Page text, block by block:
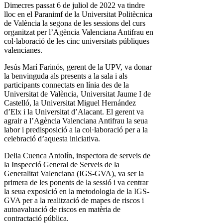
Dimecres passat 6 de juliol de 2022 va tindre
lloc en el Paranimf de la Universitat Politècnica
de València la segona de les sessions del curs
organitzat per l’Agència Valenciana Antifrau en
col·laboració de les cinc universitats públiques
valencianes.
Jesús Marí Farinós, gerent de la UPV, va donar
la benvinguda als presents a la sala i als
participants connectats en línia des de la
Universitat de València, Universitat Jaume I de
Castelló, la Universitat Miguel Hernández
d’Elx i la Universitat d’Alacant. El gerent va
agrair a l’Agència Valenciana Antifrau la seua
labor i predisposició a la col·laboració per a la
celebració d’aquesta iniciativa.
Delia Cuenca Antolín, inspectora de serveis de
la Inspecció General de Serveis de la
Generalitat Valenciana (IGS-GVA), va ser la
primera de les ponents de la sessió i va centrar
la seua exposició en la metodologia de la IGS-
GVA per a la realització de mapes de riscos i
autoavaluació de riscos en matèria de
contractació pública.